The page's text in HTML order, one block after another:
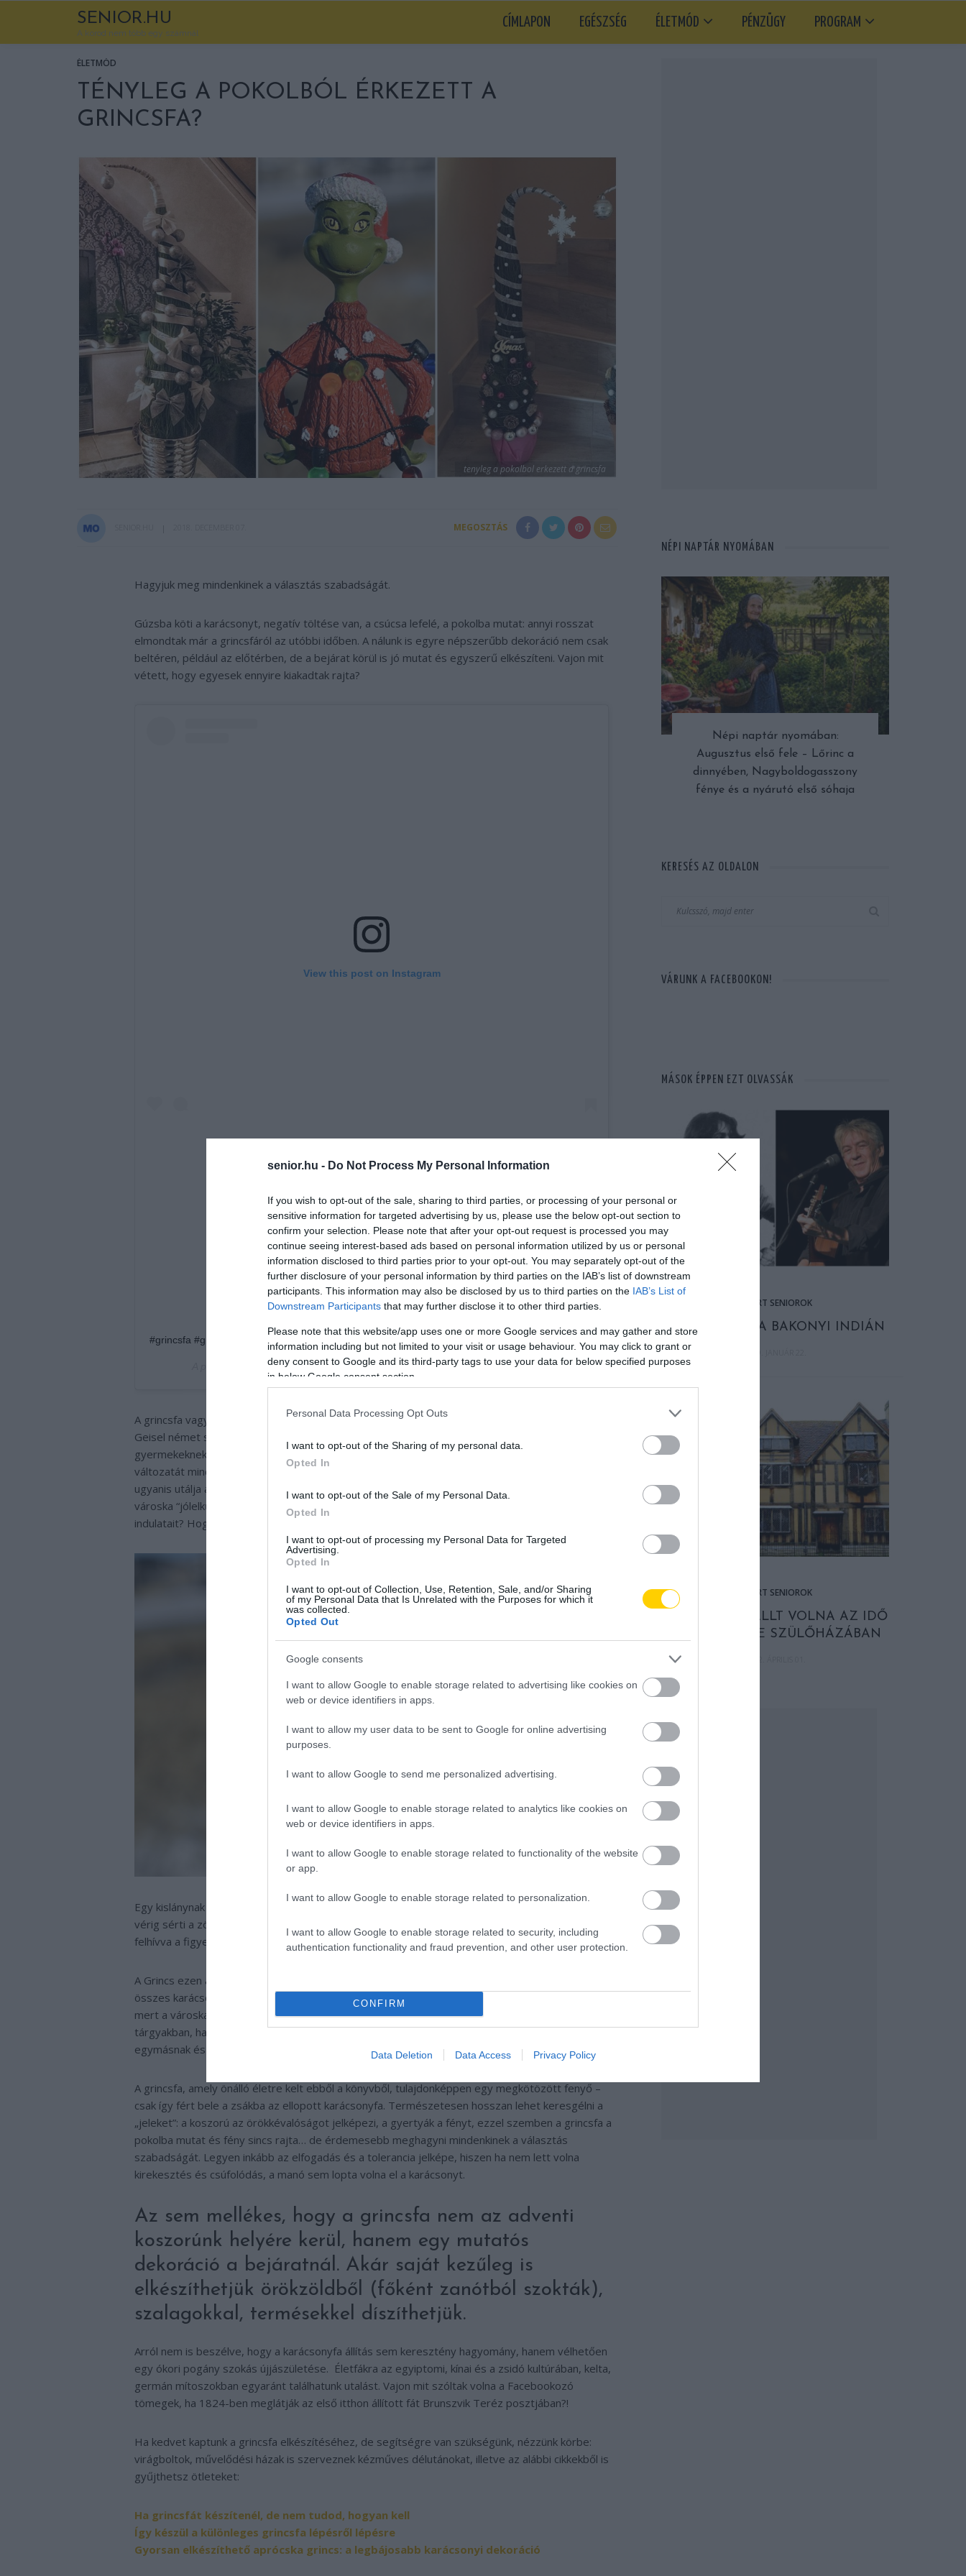
senior.hu - Do Not Process My Personal Information
If you wish to opt-out of the sale, sharing to third parties, or processing of your personal or
sensitive information for targeted advertising by us, please use the below opt-out section to
confirm your selection. Please note that after your opt-out request is processed you may
continue seeing interest-based ads based on personal information utilized by us or personal
information disclosed to third parties prior to your opt-out. You may separately opt-out of the
further disclosure of your personal information by third parties on the IAB’s list of downstream
participants. This information may also be disclosed by us to third parties on the IAB’s List of
Downstream Participants that may further disclose it to other third parties.
Please note that this website/app uses one or more Google services and may gather and store
information including but not limited to your visit or usage behaviour. You may click to grant or
deny consent to Google and its third-party tags to use your data for below specified purposes
in below Google consent section.
Personal Data Processing Opt Outs
I want to opt-out of the Sharing of my personal data.
Opted In
I want to opt-out of the Sale of my Personal Data.
Opted In
I want to opt-out of processing my Personal Data for Targeted
Advertising.
Opted In
I want to opt-out of Collection, Use, Retention, Sale, and/or Sharing
of my Personal Data that Is Unrelated with the Purposes for which it
was collected.
Opted Out
Google consents
I want to allow Google to enable storage related to advertising like cookies on
web or device identifiers in apps.
I want to allow my user data to be sent to Google for online advertising
purposes.
I want to allow Google to send me personalized advertising.
I want to allow Google to enable storage related to analytics like cookies on
web or device identifiers in apps.
I want to allow Google to enable storage related to functionality of the website
or app.
I want to allow Google to enable storage related to personalization.
I want to allow Google to enable storage related to security, including
authentication functionality and fraud prevention, and other user protection.
CONFIRM
Data Deletion Data Access Privacy Policy
SENIOR.HU
A korod nem több egy számnál
CÍMLAPON EGÉSZSÉG ÉLETMÓD PÉNZÜGY PROGRAM
ÉLETMÓD
TÉNYLEG A POKOLBÓL ÉRKEZETT A
GRINCSFA?
tenyleg a pokolbol erkezett a grincsfa
MEGOSZTÁS
Hagyjuk meg mindenkinek a választás szabadságát.
Gúzsba köti a karácsonyt, negatív töltése van, a csúcsa lefelé, a pokolba mutat: annyi rosszat
elmondtak már a grincsfáról az utóbbi időben. A nálunk is egyre népszerűbb dekoráció nem csak
beltéren, például az előtérben, de a bejárat körül is jó mutat és egyszerű elkészíteni. Vajon mit
vétett, hogy egyesek ennyire kiakadtak rajta?
View this post on Instagram
#grincsfa #grinch #manófa #karácsony #christmas #dekoráció #kreativ #éncsináltam
A post shared byGabriella Póth(@gabbpo93) onNov 30, 2018 at 7:46am PST
A grincsfa vagy manófa Amerikából származik, egészen pontosan Dr. Seuss, azaz Theodor Seuss
Geisel német származású amerikai író, karikaturista 1957-ben írta meg az eredetileg
gyermekeknek szánt képeskönyvét, A Grincset. Ebben a könyvben (amelynek megfilmesített
változatát mind jól ismerjük) a Grincs nevű zöld színű, szőrös lény rondít bele az ünnepbe. Ő
ugyanis utálja a karácsonyt, ezért nem is tartja. Utálja, mivel nem megszokott külseje miatt a
városka “jólelkű” lakói szépen lassan elüldözték a közösségből. Ugye már kezded érteni a Grincs
indulatait? Hogyan éreztél volna a helyében?
Egy kislánynak azonban mégis sikerül rábeszélnie az ünneplésre, ám a városka polgármestere
vérig sérti a zöld manót azzal, hogy – nem túl empatikusan – borotvát ad neki ajándékba, ismét
felhívva a figyelmet eltérő külsejére. Nem túl keresztényi cselekedet, igaz?
A Grincs ezen annyira felbőszül, hogy úgy dönt, ellopja a lakóktól a karácsonyt. El is cseni az
összes karácsonyfát, karácsonyi dekorációt, égőket, ajándékokat, de bosszúja mégsem sikerül,
mert a városka lakói akkor is tovább ünnepelnek és énekelnek, hiszen a karácsony nem a
tárgyakban, hanem a szívekben él. Végül a Grincs is meghatódik, kölcsönösen megbocsátanak
egymásnak és meghív mindenkit a barlangjába.
A grincsfa, amely önálló életre kelt ebből a könyvből, tulajdonképpen egy megkötözött fenyő –
csak így fért bele a zsákba az ellopott karácsonyfa. Természetesen hosszan lehet keresgélni a
„jeleket”: a koszorú az örökkévalóságot jelképezi, a gyertyák a fényt, ezzel szemben a grincsfa a
pokolba mutat és fény sincs rajta… de érdemesebb meghagyni mindenkinek a választás
szabadságát. Legyen inkább az elfogadás és a tolerancia jelképe, hiszen ha nem lett volna
kirekesztés és csúfolódás, a manó sem lopta volna el a karácsonyt.
Az sem mellékes, hogy a grincsfa nem az adventi
koszorúnk helyére kerül, hanem egy mutatós
dekoráció a bejáratnál. Akár saját kezűleg is
elkészíthetjük örökzöldből (főként zanótból szokták),
szalagokkal, termésekkel díszíthetjük.
Arról nem is beszélve, hogy a karácsonyfa állítás sem keresztény hagyomány, hanem vélhetően
egy ókori pogány szokás újjászületése. Életfákra az egyiptomi, kínai és a zsidó kultúrában, kelta,
germán mítoszokban egyaránt találhatunk utalást. Vajon mit szóltak volna a Facebookozó
tömegek, ha 1824-ben meglátják az első itthon állított fát Brunszvik Teréz posztjában?!
Ha kedvet kaptunk a grincsfa elkészítéséhez, de segítségre van szükségünk, nézzünk körbe:
virágboltok, művelődési házak is szerveznek kézműves délutánokat, illetve az alábbi cikkekből is
gyűjthetsz ötleteket:
Ha grincsfát készítenél, de nem tudod, hogyan kell
Így készül a különleges grincsfa lépésről lépésre
Gyorsan elkészíthető aprócska grincs: a legbájosabb karácsonyi dekoráció
NÉPI NAPTÁR NYOMÁBAN
Népi naptár nyomában:
Augusztus első fele – Lőrinc a
dinnyében, Nagyboldogasszony
fénye és a nyárutó első sóhaja
KERESÉS AZ OLDALON
VÁRUNK A FACEBOOKON!
MÁSOK ÉPPEN EZT OLVASSÁK
ISMERT SENIOROK
CSEH TAMÁS: A BAKONYI INDIÁN
ISMERT SENIOROK
MINTHA MEGÁLLT VOLNA AZ IDŐ
SHAKESPEARE SZÜLŐHÁZÁBAN